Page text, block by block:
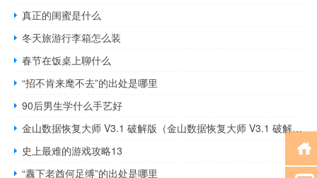
真正的闺蜜是什么
冬天旅游行李箱怎么装
春节在饭桌上聊什么
“招不肯来麾不去”的出处是哪里
90后男生学什么手艺好
金山数据恢复大师 V3.1 破解版（金山数据恢复大师 V3.1 破解版功能简介）
史上最难的游戏攻略13
“纛下老酋何足缚”的出处是哪里